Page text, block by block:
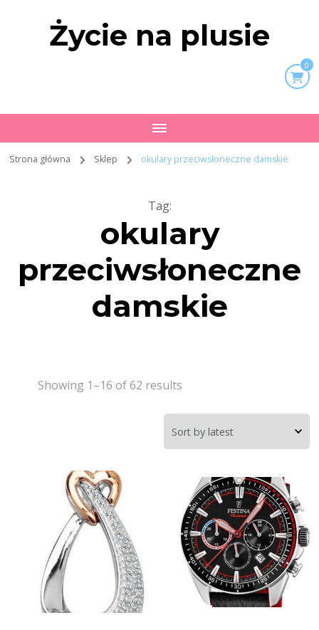
Życie na plusie
0
Strona główna Sklep okulary przeciwsłoneczne damskie
Tag:
okulary
przeciwsłoneczne
damskie
Showing 1–16 of 62 results